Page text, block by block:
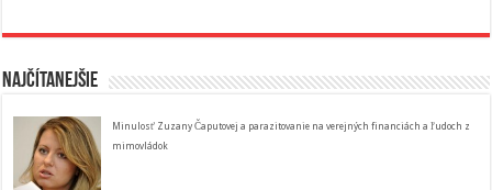
Najčítanejšie
Minulosť Zuzany Čaputovej a parazitovanie na verejných financiách a ľudoch z
mimovládok